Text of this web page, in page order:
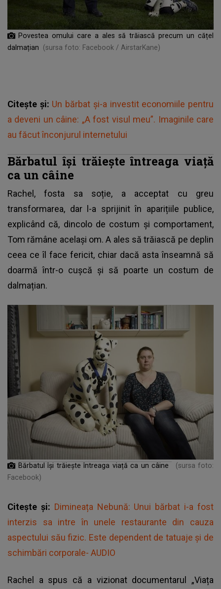
Povestea omului care a ales să trăiască precum un cățel
dalmațian
(sursa foto: Facebook / AirstarKane)
Citește și: Un bărbat și-a investit economiile pentru
a deveni un câine: „A fost visul meu”. Imaginile care
au făcut înconjurul internetului
Bărbatul își trăiește întreaga viață
ca un câine
Rachel, fosta sa soție, a acceptat cu greu
transformarea, dar l-a sprijinit în aparițiile publice,
explicând că, dincolo de costum și comportament,
Tom rămâne același om. A ales să trăiască pe deplin
ceea ce îl face fericit, chiar dacă asta înseamnă să
doarmă într-o cușcă și să poarte un costum de
dalmațian.
Bărbatul își trăiește întreaga viață ca un câine
(sursa foto:
Facebook)
Citește și: Dimineața Nebună: Unui bărbat i-a fost
interzis sa intre în unele restaurante din cauza
aspectului său fizic. Este dependent de tatuaje și de
schimbări corporale- AUDIO
Rachel a spus că a vizionat documentarul „Viața